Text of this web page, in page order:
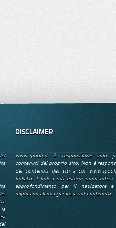
la
DISCLAIMER
www.ipooh.it è responsabile solo
contenuti del proprio sito. Non è
dei contenuti dei siti a cui
linkato. I link a siti esterni sono intesi
approfondimento per il navigatore
implicano alcuna garanzia sul contenuto.